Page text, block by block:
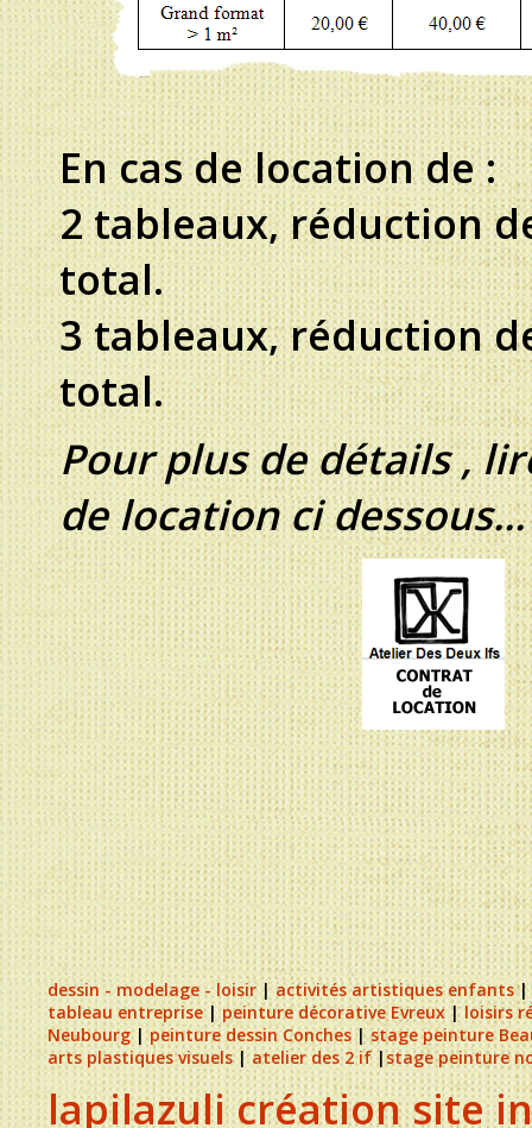
En cas de location de :
2 tableaux, réduction
total.
3 tableaux, réduction
total.
Pour plus de détails ,
de location ci dessous...
dessin - modelage - loisir|activités artistiques enfants|
tableau entreprise|peinture décorative Evreux|loisirs
Neubourg|peinture dessin Conches|stage peinture
arts plastiques visuels|atelier des 2 if|stage peinture
lapilazuli création site